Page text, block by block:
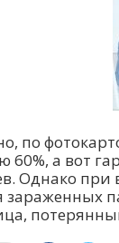
по
60%, а вот
Однако при